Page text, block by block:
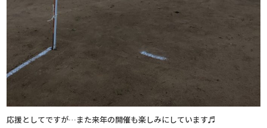
応援としてですが…また来年の開催も楽しみにしています♬